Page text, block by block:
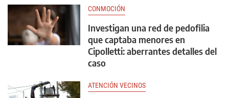
CONMOCIÓN
Investigan una red de pedofilia
que captaba menores en
Cipolletti: aberrantes detalles del
caso
ATENCIÓN VECINOS